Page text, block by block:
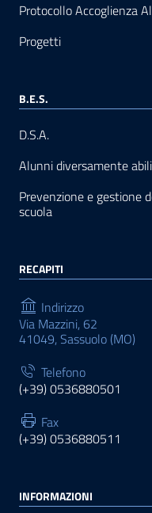
Protocollo Accoglienza
Progetti
B.E.S.
D.S.A.
Alunni diversamente abili
Prevenzione e gestione
scuola
RECAPITI
Indirizzo
Via Mazzini, 62
41049, Sassuolo (MO)
Telefono
(+39) 0536880501
Fax
(+39) 0536880511
INFORMAZIONI